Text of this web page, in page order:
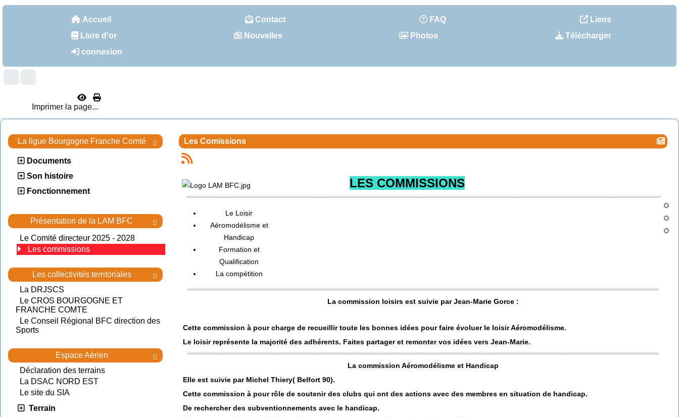
Accueil Contact FAQ
Liens
Livre d'or
Nouvelles Photos
Télécharger
connexion
Imprimer la page...

La ligue Bourgogne Franche Comté
Documents
Son histoire
Fonctionnement

Présentation de la LAM BFC
Le Comité directeur 2025 - 2028
Les commissions

Les collectivités territoriales
La DRJSCS
Le CROS BOURGOGNE ET
FRANCHE COMTE
Le Conseil Régional BFC direction des
Sports

Espace Aérien
Déclaration des terrains
La DSAC NORD EST
Le site du SIA
Terrain
Les Comissions
LES COMMISSIONS
Le Loisir
Aéromodélisme et
Handicap
Formation et
Qualification
La compétition
La commission loisirs est suivie par Jean-Marie Gorce :
Cette commission à pour charge de recueillir toute les bonnes idées pour faire évoluer le loisir Aéromodélisme.
Le loisir représente la majorité des adhérents. Faites partager et remonter vos idées vers Jean-Marie.
La commission Aéromodélisme et Handicap
Elle est suivie par Michel Thiery( Belfort 90).
Cette commission à pour rôle de soutenir des clubs qui ont des actions avec des membres en situation de handicap.
De rechercher des subventionnements avec le handicap.